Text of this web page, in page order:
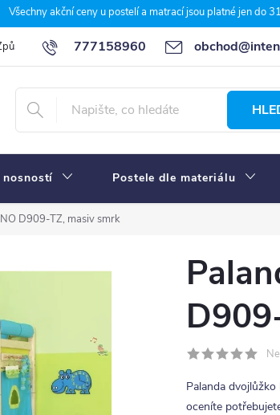
Všechny akční ceny u postelí a matrací jsou platné jen do
777158960
a ceny dopravy 7 důvodů, proč nakupit u
nosností Postele dle materiálu
D909-TZ, masiv smrk
Palanda
oceníte